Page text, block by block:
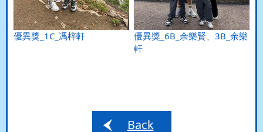
優異獎_1C_馮梓軒
優異獎_6B_余樂賢、3B_余樂
軒
Back